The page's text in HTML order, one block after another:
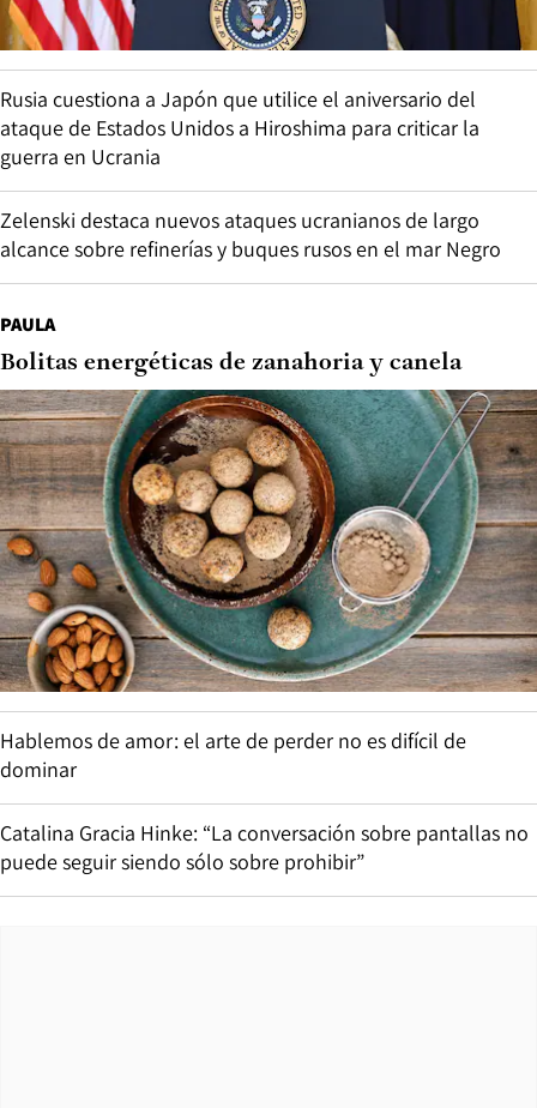
Rusia cuestiona a Japón que utilice el aniversario del
ataque de Estados Unidos a Hiroshima para criticar la
guerra en Ucrania
Zelenski destaca nuevos ataques ucranianos de largo
alcance sobre refinerías y buques rusos en el mar Negro
PAULA
Bolitas energéticas de zanahoria y canela
Hablemos de amor: el arte de perder no es difícil de
dominar
Catalina Gracia Hinke: “La conversación sobre pantallas no
puede seguir siendo sólo sobre prohibir”